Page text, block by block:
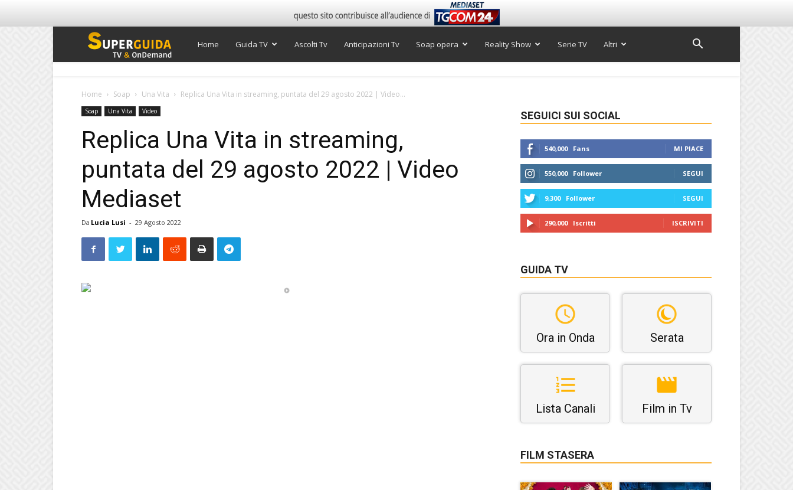
Super
Home Guida TV Ascolti Tv Anticipazioni Tv Soap opera Reality Show Serie TV Altri
Home Soap Una Vita Replica Una Vita in streaming, puntata del 29 agosto 2022 | Video...
Soap Una Vita Video
Replica Una Vita in streaming,
puntata del 29 agosto 2022 | Video
Mediaset
Da Lucia Lusi - 29 Agosto 2022
SEGUICI SUI SOCIAL
540,000 Fans MI PIACE
550,000 Follower SEGUI
9,300 Follower SEGUI
290,000 Iscritti ISCRIVITI
GUIDA TV
Ora in Onda Serata
Lista Canali Film in Tv
FILM STASERA